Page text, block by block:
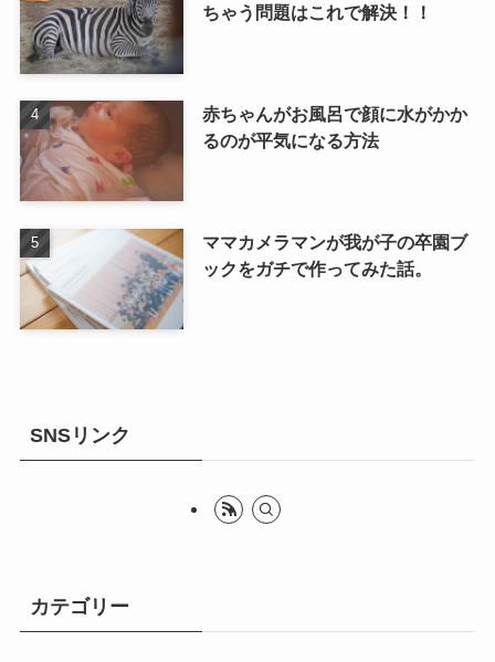
ちゃう問題はこれで解決！！
赤ちゃんがお風呂で顔に水がかか
るのが平気になる方法
ママカメラマンが我が子の卒園ブ
ックをガチで作ってみた話。
SNSリンク
カテゴリー